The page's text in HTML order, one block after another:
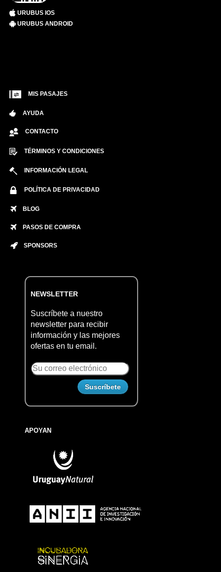
URUBUS IOS
URUBUS ANDROID
MIS PASAJES
AYUDA
CONTACTO
TÉRMINOS Y CONDICIONES
INFORMACIÓN LEGAL
POLÍTICA DE PRIVACIDAD
BLOG
PASOS DE COMPRA
SPONSORS
NEWSLETTER
Suscríbete a nuestro
newsletter para recibir
información y las mejores
ofertas en tu email.
APOYAN